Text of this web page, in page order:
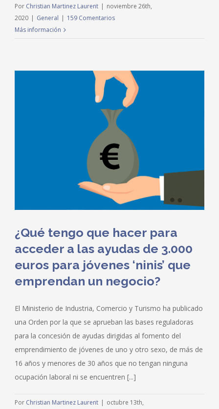
Por Christian Martinez Laurent | noviembre 26th,
2020 | General | 159 Comentarios
Más información
¿Qué tengo que hacer para
acceder a las ayudas de 3.000
euros para jóvenes ‘ninis’ que
emprendan un negocio?
El Ministerio de Industria, Comercio y Turismo ha publicado
una Orden por la que se aprueban las bases reguladoras
para la concesión de ayudas dirigidas al fomento del
emprendimiento de jóvenes de uno y otro sexo, de más de
16 años y menores de 30 años que no tengan ninguna
ocupación laboral ni se encuentren [...]
Por Christian Martinez Laurent | octubre 13th,